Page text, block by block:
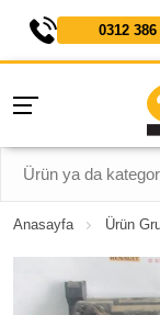
0312
Anasayfa Ürün